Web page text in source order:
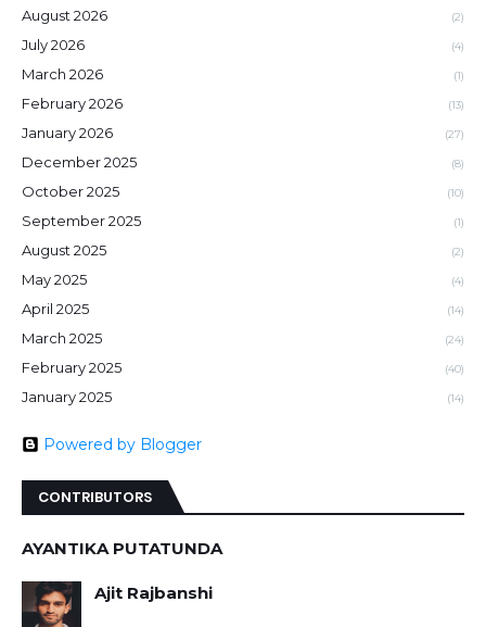
August 2026 (2)
July 2026 (4)
March 2026 (1)
February 2026 (13)
January 2026 (27)
December 2025 (8)
October 2025 (10)
September 2025 (1)
August 2025 (2)
May 2025 (4)
April 2025 (14)
March 2025 (24)
February 2025 (40)
January 2025 (14)
Powered by Blogger
CONTRIBUTORS
AYANTIKA PUTATUNDA
Ajit Rajbanshi